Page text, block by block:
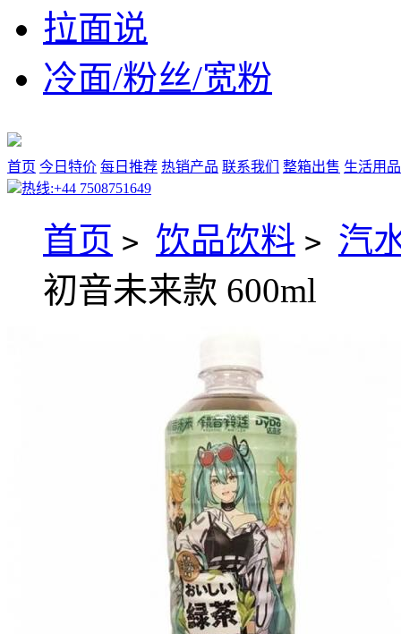
拉面说
冷面/粉丝/宽粉
首页 今日特价 每日推荐 热销产品 联系我们 整箱出售 生活用品
热线:+44 7508751649
首页 > 饮品饮料 > 汽
初音未来款 600ml